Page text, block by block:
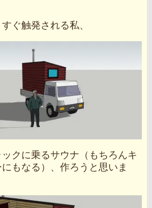
ぐ触発される私、
クに乗るサウナ（もちろんキ
もなる）、作ろうと思いま